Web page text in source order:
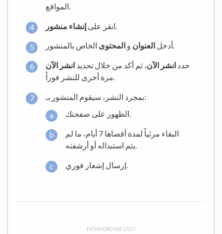
المواقع.
انقر على إنشاء منشور
أدخل العنوان و المحتوى الخاص بالمنشور.
حدد انشر الآن، ثم أكد من خلال تحديد انشر الآن
مرة أخرى للنشر فوراً.
بمجرد النشر، سيقوم المنشور بـ:
الظهور على صفحتك.
البقاء مرئياً لمدة أقصاها 7 أيام، ما لم
يتم استبداله أو أرشفته.
HOW DID WE DO?